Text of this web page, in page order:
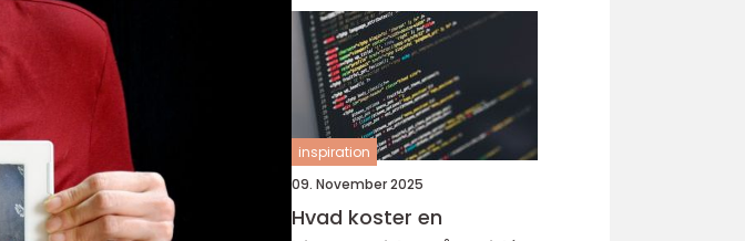
inspiration
09. November 2025
Hvad koster en